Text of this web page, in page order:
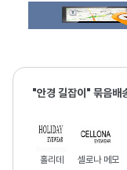
"안경 길잡이" 묶음배
홀리데
셀로나 메모